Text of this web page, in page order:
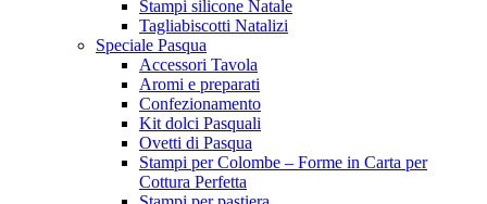
Stampi silicone Natale
Tagliabiscotti Natalizi
Speciale Pasqua
Accessori Tavola
Aromi e preparati
Confezionamento
Kit dolci Pasquali
Ovetti di Pasqua
Stampi per Colombe – Forme in Carta per
Cottura Perfetta